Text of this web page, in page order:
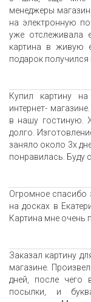
менеджеры
на электронную
уже отслеживала
картина в живую
подарок
Купил картину
интернет-
в нашу гостиную.
долго.
заняло около 3х
понравилась. Буду
Огромное спасибо
на досках в
Картина мне очень
Заказал картину
магазине.
дней, после чего
посылки, и